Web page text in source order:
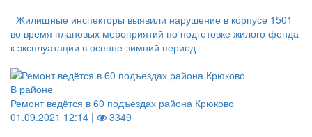
Жилищные инспекторы выявили нарушение в корпусе 1501
во время плановых мероприятий по подготовке жилого фонда
к эксплуатации в осенне-зимний период
В районе
Ремонт ведётся в 60 подъездах района Крюково
01.09.2021 12:14 |
3349